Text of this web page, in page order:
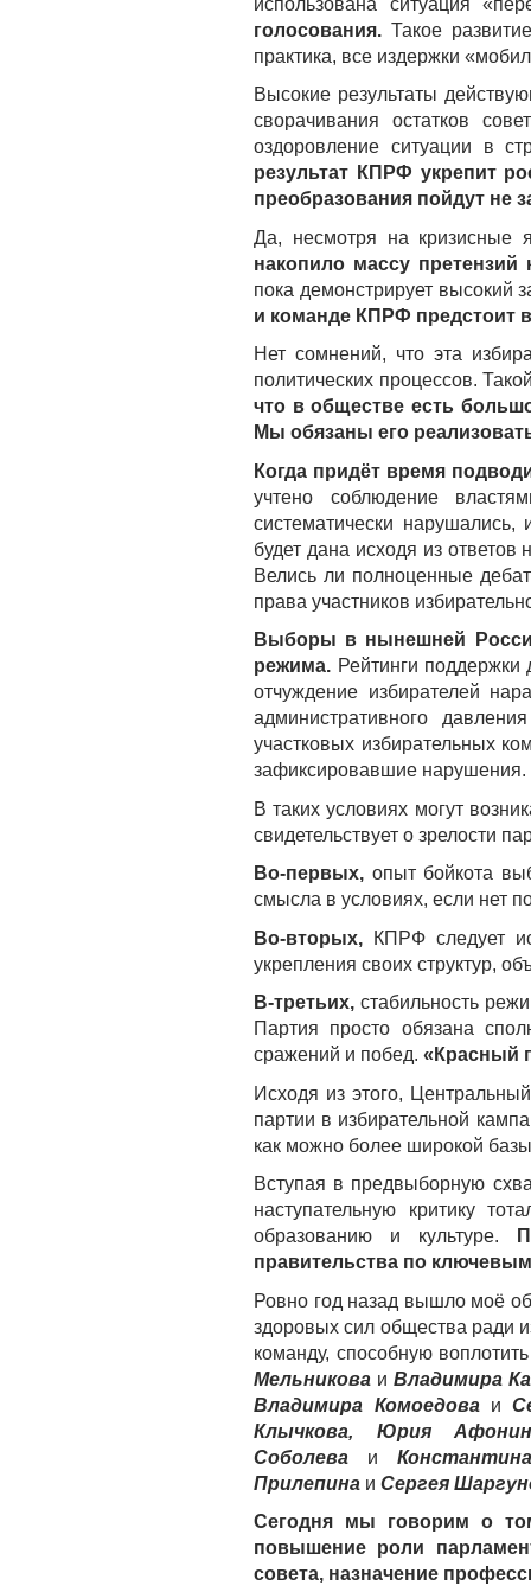
голосования. Такое
практика, все издержки
Высокие результаты
сворачивания остатков
оздоровление ситуации в
результат КПРФ укрепит
преобразования пойдут не
Да, несмотря на кризисные
накопило массу
пока демонстрирует высокий
и команде КПРФ предстоит
Нет сомнений, что эта
политических процессов.
что в обществе есть
Мы обязаны его
Когда придёт время
учтено соблюдение
систематически
будет дана исходя из
Велись ли полноценные
права участников
Выборы в нынешней
режима. Рейтинги поддержки
отчуждение избирателей
административного
участковых избирательных
зафиксировавшие нарушения.
В таких условиях могут
свидетельствует о зрелости
Во-первых, опыт бойкота
смысла в условиях, если нет
Во-вторых,
КПРФ следует
укрепления своих структур,
В-третьих, стабильность
Партия просто обязана
сражений и побед. «Красный
Исходя из этого,
партии в избирательной
как можно более широкой
Вступая в предвыборную
наступательную критику
образованию и культуре.
правительства по
Ровно год назад вышло моё
здоровых сил общества ради
команду, способную
Мельникова иВладимира
Владимира Комоедоваи
Клычкова, Юрия
Соболева и
Прилепина и Сергея
Сегодня мы говорим о
повышение роли
совета, назначение